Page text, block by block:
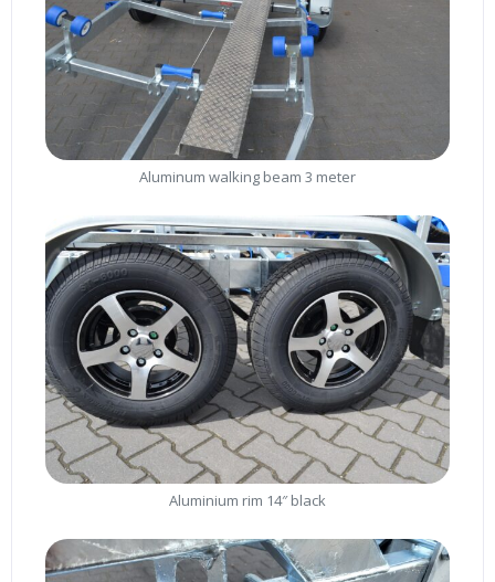
Aluminum walking beam 3 meter
Aluminium rim 14″ black